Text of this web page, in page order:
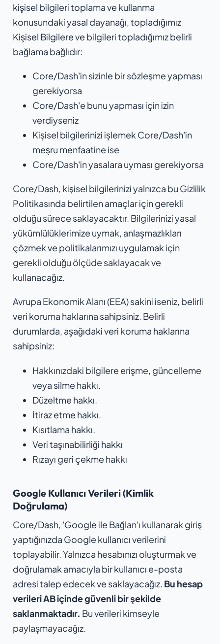
kişisel bilgileri toplama ve kullanma
konusundaki yasal dayanağı, topladığımız
Kişisel Bilgilere ve bilgileri topladığımız belirli
bağlama bağlıdır:
Core/Dash'in sizinle bir sözleşme yapması
gerekiyorsa
Core/Dash'e bunu yapması için izin
verdiyseniz
Kişisel bilgilerinizi işlemek Core/Dash'in
meşru menfaatine ise
Core/Dash'in yasalara uyması gerekiyorsa
Core/Dash, kişisel bilgilerinizi yalnızca bu Gizlilik
Politikasında belirtilen amaçlar için gerekli
olduğu sürece saklayacaktır. Bilgilerinizi yasal
yükümlülüklerimize uymak, anlaşmazlıkları
çözmek ve politikalarımızı uygulamak için
gerekli olduğu ölçüde saklayacak ve
kullanacağız.
Avrupa Ekonomik Alanı (EEA) sakini iseniz, belirli
veri koruma haklarına sahipsiniz. Belirli
durumlarda, aşağıdaki veri koruma haklarına
sahipsiniz:
Hakkınızdaki bilgilere erişme, güncelleme
veya silme hakkı.
Düzeltme hakkı.
İtiraz etme hakkı.
Kısıtlama hakkı.
Veri taşınabilirliği hakkı
Rızayı geri çekme hakkı
Google Kullanıcı Verileri (Kimlik
Doğrulama)
Core/Dash, 'Google ile Bağlan'ı kullanarak giriş
yaptığınızda Google kullanıcı verilerini
toplayabilir. Yalnızca hesabınızı oluşturmak ve
doğrulamak amacıyla bir kullanıcı e-posta
adresi talep edecek ve saklayacağız. Bu hesap
verileri AB içinde güvenli bir şekilde
saklanmaktadır. Bu verileri kimseyle
paylaşmayacağız.